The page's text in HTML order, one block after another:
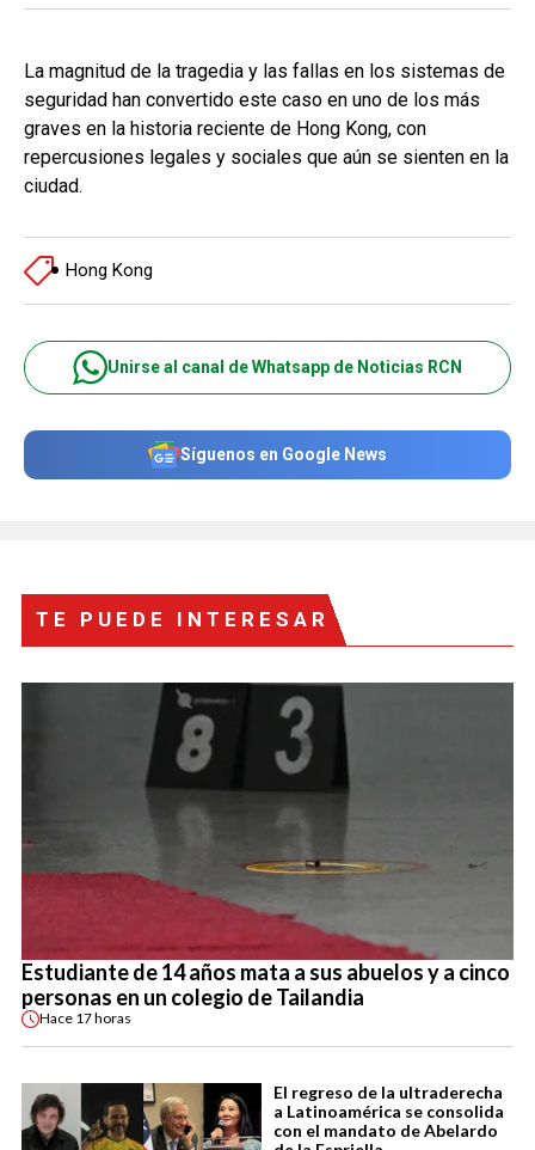
La magnitud de la tragedia y las fallas en los sistemas de
seguridad han convertido este caso en uno de los más
graves en la historia reciente de Hong Kong, con
repercusiones legales y sociales que aún se sienten en la
ciudad.
Hong Kong
Unirse al canal de Whatsapp de Noticias RCN
Síguenos en Google News
TE PUEDE INTERESAR
Estudiante de 14 años mata a sus abuelos y a cinco
personas en un colegio de Tailandia
Hace 17 horas
El regreso de la ultraderecha
a Latinoamérica se consolida
con el mandato de Abelardo